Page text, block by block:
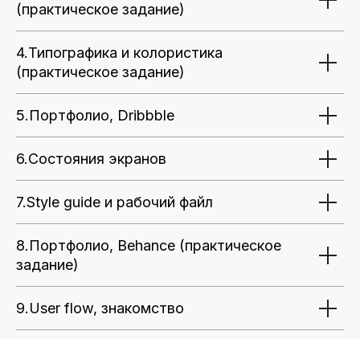
(практическое задание)
4.Типографика и колористика
(практическое задание)
5.Портфолио, Dribbble
6.Состояния экранов
7.Style guide и рабочий файл
8.Портфолио, Behance (практическое
задание)
9.User flow, знакомство